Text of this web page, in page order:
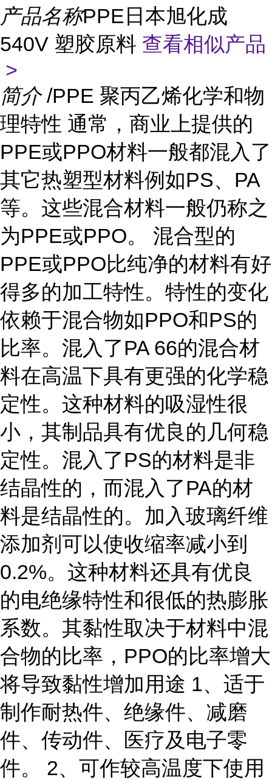
产品名称PPE日本旭化成
540V 塑胶原料 查看相似产品
>
简介 /PPE 聚丙乙烯化学和物
理特性 通常，商业上提供的
PPE或PPO材料一般都混入了
其它热塑型材料例如PS、PA
等。这些混合材料一般仍称之
为PPE或PPO。 混合型的
PPE或PPO比纯净的材料有好
得多的加工特性。特性的变化
依赖于混合物如PPO和PS的
比率。混入了PA 66的混合材
料在高温下具有更强的化学稳
定性。这种材料的吸湿性很
小，其制品具有优良的几何稳
定性。混入了PS的材料是非
结晶性的，而混入了PA的材
料是结晶性的。加入玻璃纤维
添加剂可以使收缩率减小到
0.2%。这种材料还具有优良
的电绝缘特性和很低的热膨胀
系数。其黏性取决于材料中混
合物的比率，PPO的比率增大
将导致黏性增加用途 1、适于
制作耐热件、绝缘件、减磨
件、传动件、医疗及电子零
件。 2、可作较高温度下使用